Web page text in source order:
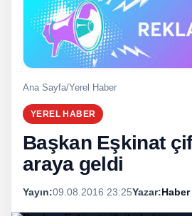
Ana Sayfa/Yerel Haber
YEREL HABER
Başkan Eşkinat
araya geldi
Yayın:09.08.2016 23:25Yazar: